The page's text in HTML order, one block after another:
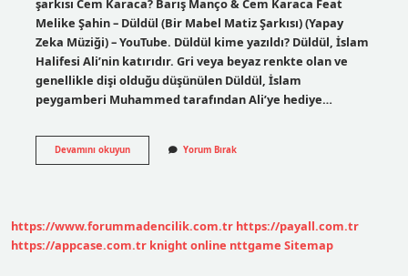
şarkısı Cem Karaca? Barış Manço & Cem Karaca Feat
Melike Şahin – Düldül (Bir Mabel Matiz Şarkısı) (Yapay
Zeka Müziği) – YouTube. Düldül kime yazıldı? Düldül, İslam
Halifesi Ali’nin katırıdır. Gri veya beyaz renkte olan ve
genellikle dişi olduğu düşünülen Düldül, İslam
peygamberi Muhammed tarafından Ali’ye hediye…
Devamını okuyunDüldül
Kim
Yorum Bırak
https://www.forummadencilik.com.tr https://payall.com.tr
https://appcase.com.tr knight online nttgame Sitemap